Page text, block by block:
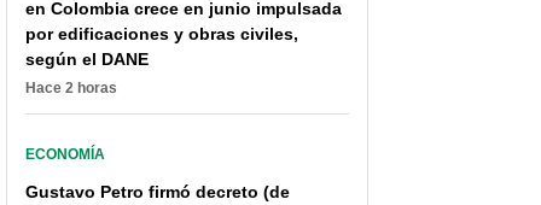
en Colombia crece en junio impulsada
por edificaciones y obras civiles,
según el DANE
Hace 2 horas
ECONOMÍA
Gustavo Petro firmó decreto (de